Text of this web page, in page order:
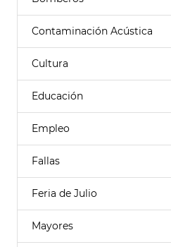
Contaminación Acústica
Cultura
Educación
Empleo
Fallas
Feria de Julio
Mayores